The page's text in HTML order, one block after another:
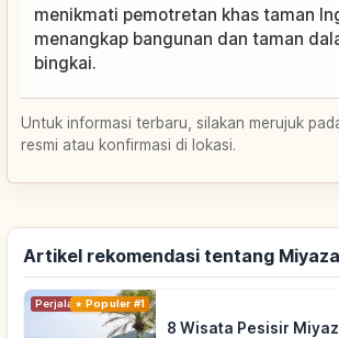
menikmati pemotretan khas taman
menangkap bangunan dan taman
bingkai.
Untuk informasi terbaru, silakan merujuk
resmi atau konfirmasi di lokasi.
Artikel rekomendasi tentang
PerjalananPopuler #1
8 Wisata Pesisir